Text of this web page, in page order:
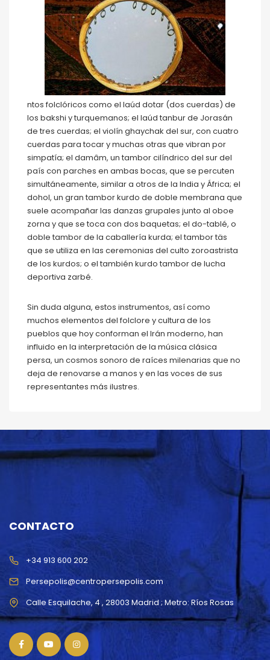
ntos folclóricos como el laúd dotar (dos cuerdas) de
los bakshi y turquemanos; el laúd tanbur de Jorasán
de tres cuerdas; el violín ghaychak del sur, con cuatro
cuerdas para tocar y muchas otras que vibran por
simpatía; el damâm, un tambor cilíndrico del sur del
país con parches en ambas bocas, que se percuten
simultáneamente, similar a otros de la India y África; el
dohol, un gran tambor kurdo de doble membrana que
suele acompañar las danzas grupales junto al oboe
zorna y que se toca con dos baquetas; el do-tablé, o
doble tambor de la caballería kurda; el tambor täs
que se utiliza en las ceremonias del culto zoroastrista
de los kurdos; o el también kurdo tambor de lucha
deportiva zarbé.
Sin duda alguna, estos instrumentos, así como
muchos elementos del folclore y cultura de los
pueblos que hoy conforman el Irán moderno, han
influido en la interpretación de la música clásica
persa, un cosmos sonoro de raíces milenarias que no
deja de renovarse a manos y en las voces de sus
representantes más ilustres.
CONTACTO
Persepolis@centropersepolis.com
+34 913 600 202